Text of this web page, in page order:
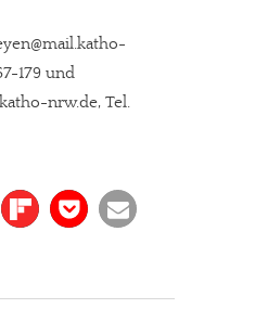
179 und
nrw.de, Tel.